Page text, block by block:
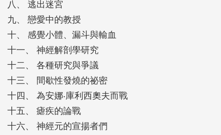
八、 逃出迷宮
九、 戀愛中的教授
十、 感覺小體、漏斗與輸血
十一、 神經解剖學研究
十二、 各種研究與爭議
十三、 間歇性發燒的祕密
十四、 為安娜‧庫利西奧夫而戰
十五、 瘧疾的論戰
十六、 神經元的宣揚者們